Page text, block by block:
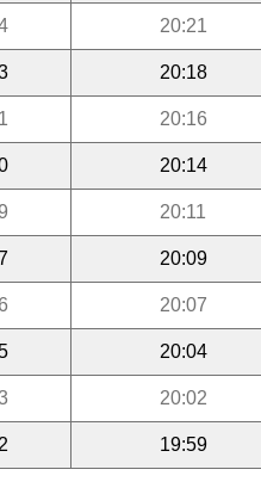
20:21
20:18
20:16
20:14
20:11
20:09
20:07
20:04
20:02
19:59